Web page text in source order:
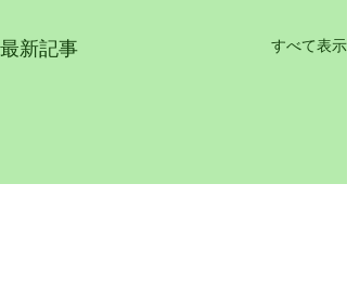
最新記事 すべて表示